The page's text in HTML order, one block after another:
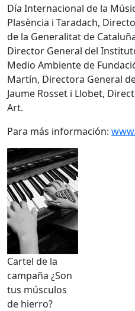
Día Internacional de la
Plasència i Taradach,
de la Generalitat de
Director General del
Medio Ambiente de
Martín, Directora General
Jaume Rosset i Llobet,
Art.
Para más información:
Cartel de la
campaña ¿Son
tus músculos
de hierro?